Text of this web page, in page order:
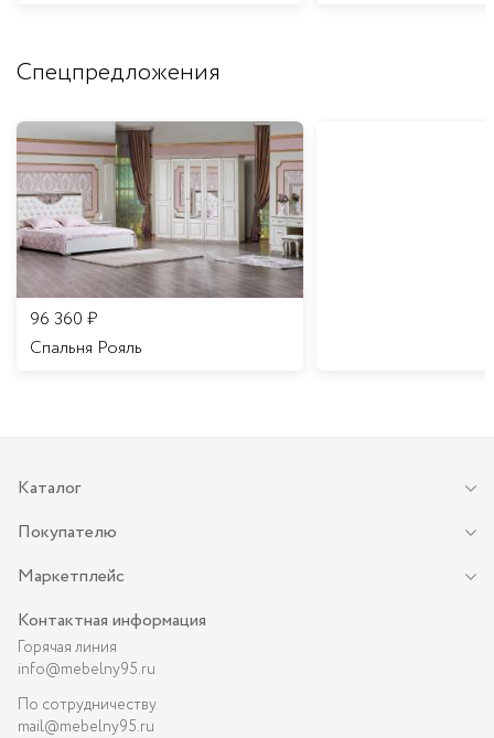
Спецпредложения
96 360 ₽
Спальня Рояль
Каталог
Покупателю
Маркетплейс
Контактная информация
Горячая линия
info@mebelny95.ru
По сотрудничеству
mail@mebelny95.ru